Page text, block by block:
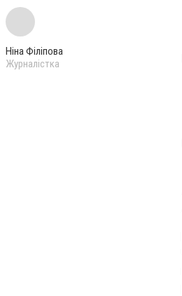
Ніна Філіпова
Журналістка